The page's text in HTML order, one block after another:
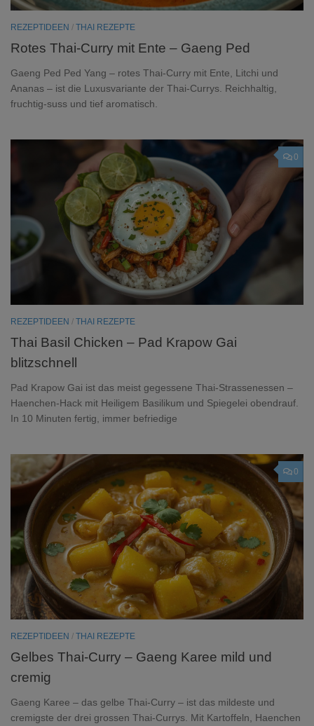
REZEPTIDEEN / THAI REZEPTE
Rotes Thai-Curry mit Ente – Gaeng Ped
Gaeng Ped Ped Yang – rotes Thai-Curry mit Ente, Litchi und
Ananas – ist die Luxusvariante der Thai-Currys. Reichhaltig,
fruchtig-suss und tief aromatisch.
0
REZEPTIDEEN / THAI REZEPTE
Thai Basil Chicken – Pad Krapow Gai
blitzschnell
Pad Krapow Gai ist das meist gegessene Thai-Strassenessen –
Haenchen-Hack mit Heiligem Basilikum und Spiegelei obendrauf.
In 10 Minuten fertig, immer befriedige
0
REZEPTIDEEN / THAI REZEPTE
Gelbes Thai-Curry – Gaeng Karee mild und
cremig
Gaeng Karee – das gelbe Thai-Curry – ist das mildeste und
cremigste der drei grossen Thai-Currys. Mit Kartoffeln, Haenchen